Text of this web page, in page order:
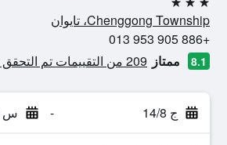
3 نجوم
Chenggong Township، تايوان
+886 905 953 013
8.1 ممتاز 209 من التقييمات تم التحقق منها
ج 14/8 - س 15/8